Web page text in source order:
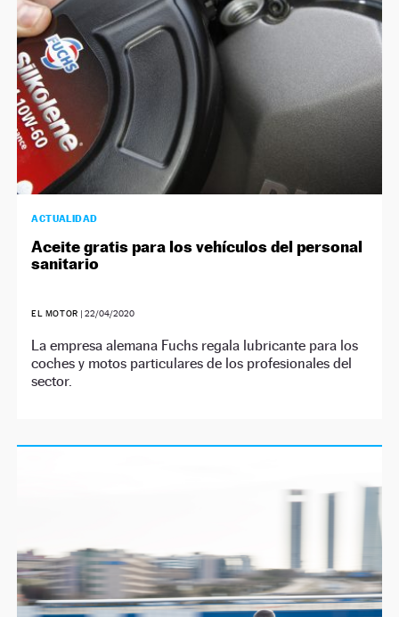
ACTUALIDAD
Aceite gratis para los vehículos del personal
sanitario
EL MOTOR | 22/04/2020
La empresa alemana Fuchs regala lubricante para los
coches y motos particulares de los profesionales del
sector.